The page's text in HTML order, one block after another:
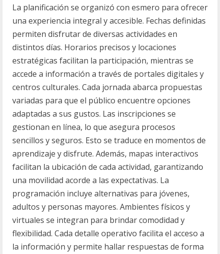
La planificación se organizó con esmero para ofrecer
una experiencia integral y accesible. Fechas definidas
permiten disfrutar de diversas actividades en
distintos días. Horarios precisos y locaciones
estratégicas facilitan la participación, mientras se
accede a información a través de portales digitales y
centros culturales. Cada jornada abarca propuestas
variadas para que el público encuentre opciones
adaptadas a sus gustos. Las inscripciones se
gestionan en línea, lo que asegura procesos
sencillos y seguros. Esto se traduce en momentos de
aprendizaje y disfrute. Además, mapas interactivos
facilitan la ubicación de cada actividad, garantizando
una movilidad acorde a las expectativas. La
programación incluye alternativas para jóvenes,
adultos y personas mayores. Ambientes físicos y
virtuales se integran para brindar comodidad y
flexibilidad. Cada detalle operativo facilita el acceso a
la información y permite hallar respuestas de forma